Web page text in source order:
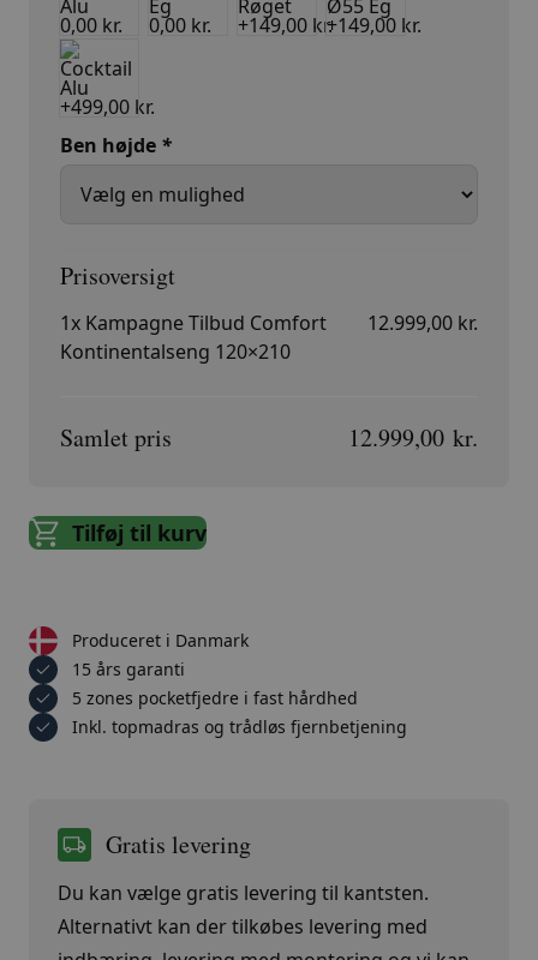
Ben højde *
1x Kampagne Tilbud Comfort
Kontinentalseng 120×210
12.999,00 kr.
Samlet pris 12.999,00 kr.
Tilføj til kurv
Produceret i Danmark
15 års garanti
5 zones pocketfjedre i fast hårdhed
Inkl. topmadras og trådløs fjernbetjening
Gratis levering
Du kan vælge gratis levering til kantsten.
Alternativt kan der tilkøbes levering med